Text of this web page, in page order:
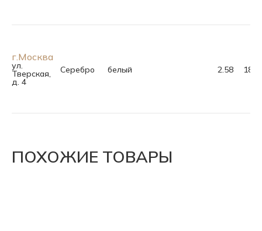
г.Москва
ул.
Тверская,
д. 4
Серебро белый 2.58 18.5
ПОХОЖИЕ ТОВАРЫ